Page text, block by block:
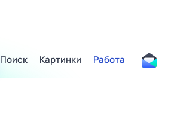
Поиск Картинки Работа